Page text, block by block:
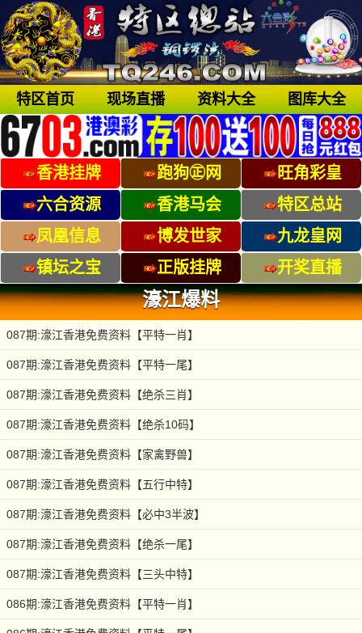
特区首页 现场直播 资料大全 图库大全
香港挂牌 跑狗㊣网
旺角彩皇
六合资源
香港马会
特区总站
凤凰信息
博发世家
九龙皇网
镇坛之宝
正版挂牌 开奖直播
濠江爆料
087期:濠江香港免费资料【平特一肖】
087期:濠江香港免费资料【平特一尾】
087期:濠江香港免费资料【绝杀三肖】
087期:濠江香港免费资料【绝杀10码】
087期:濠江香港免费资料【家禽野兽】
087期:濠江香港免费资料【五行中特】
087期:濠江香港免费资料【必中3半波】
087期:濠江香港免费资料【绝杀一尾】
087期:濠江香港免费资料【三头中特】
086期:濠江香港免费资料【平特一肖】